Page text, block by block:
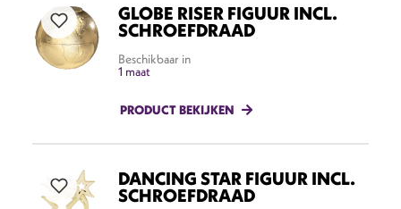
GLOBE RISER FIGUUR INCL.
SCHROEFDRAAD
Beschikbaar in
1 maat
PRODUCT BEKIJKEN
DANCING STAR FIGUUR INCL.
SCHROEFDRAAD